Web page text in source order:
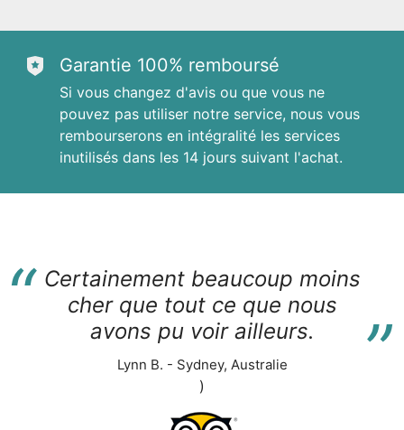
“ Certainement beaucoup moins
cher que tout ce que nous
avons pu voir ailleurs.
“
Lynn B. - Sydney, Australie
)
Garantie 100% remboursé
Si vous changez d'avis ou que vous ne
pouvez pas utiliser notre service, nous vous
rembourserons en intégralité les services
inutilisés dans les 14 jours suivant l'achat.